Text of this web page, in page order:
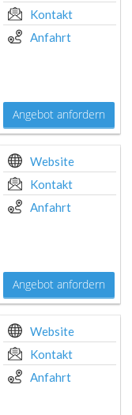
Kontakt
Anfahrt
Angebot anfordern
Website
Kontakt
Anfahrt
Angebot anfordern
Website
Kontakt
Anfahrt